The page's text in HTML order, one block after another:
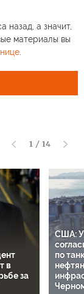
назад, а значит,
материалы вы
.
1 / 14
в
за
США:
по